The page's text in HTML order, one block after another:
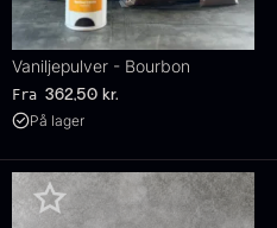
Vaniljepulver - Bourbon
Fra 362,50 kr.
På lager